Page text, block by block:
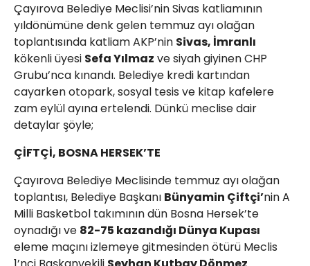
Çayırova Belediye Meclisi’nin Sivas katliamının
yıldönümüne denk gelen temmuz ayı olağan
toplantısında katliam AKP’nin Sivas, İmranlı
kökenli üyesi Sefa Yılmaz ve siyah giyinen CHP
Grubu’nca kınandı. Belediye kredi kartından
cayarken otopark, sosyal tesis ve kitap kafelere
zam eylül ayına ertelendi. Dünkü meclise dair
detaylar şöyle;
ÇİFTÇİ, BOSNA HERSEK’TE
Çayırova Belediye Meclisinde temmuz ayı olağan
toplantısı, Belediye Başkanı Bünyamin Çiftçi’nin A
Milli Basketbol takımının dün Bosna Hersek’te
oynadığı ve 82-75 kazandığı Dünya Kupası
eleme maçını izlemeye gitmesinden ötürü Meclis